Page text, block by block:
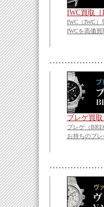
IWC買取［
IWC（IWC）
IWCを高価買
ブレゲ買取
ブレゲ（
お持ちのブレ